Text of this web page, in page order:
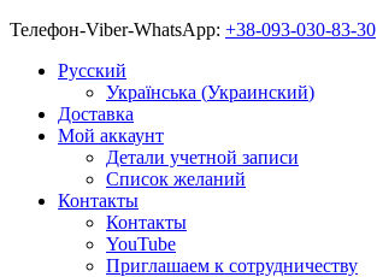
Телефон-Viber-WhatsApp: +38-093-030-83-30
Русский
Українська (Украинский)
Доставка
Мой аккаунт
Детали учетной записи
Список желаний
Контакты
Контакты
YouTube
Приглашаем к сотрудничеству